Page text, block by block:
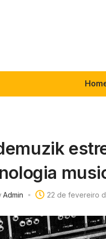
Admin 22 de fevereiro